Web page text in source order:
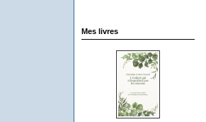
Mes livres